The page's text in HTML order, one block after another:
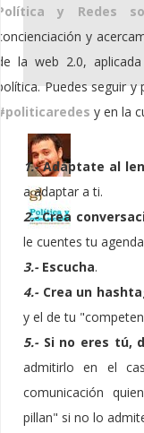
y Redes
y
la web 2.0,
Puedes seguir
y en la
1.- Adáptate al
a adaptar a ti.
2.- Crea
le cuentes tu
3.- Escucha.
4.- Crea un
y el de tu
5.- Si no eres tú,
admitirlo en el
comunicación
pillan" si no lo